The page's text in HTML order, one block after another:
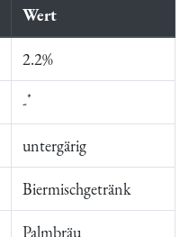
Wert
2.2%
-*
untergärig
Biermischgetränk
Palmbräu